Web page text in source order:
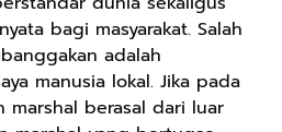
bagi masyarakat. Salah
adalah
manusia lokal. Jika pada
berasal dari luar